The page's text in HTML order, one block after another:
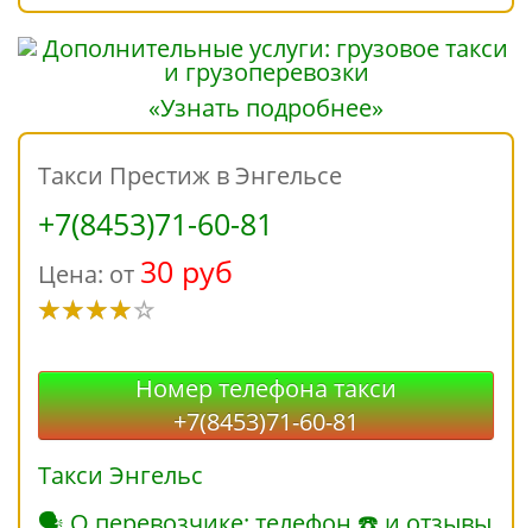
«Узнать подробнее»
Такси Престиж в Энгельсе
+7(8453)71-60-81
Цена: от 30 руб
Номер телефона такси
+7(8453)71-60-81
Такси Энгельс